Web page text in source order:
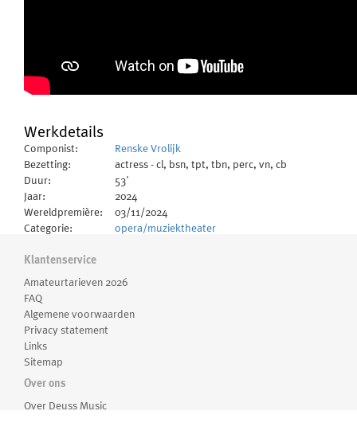
Werkdetails
Componist:
Renske Vrolijk
Bezetting:
actress - cl, bsn, tpt, tbn, perc, vn, cb
Duur:
53'
Jaar:
2024
Wereldpremière: 03/11/2024
Categorie:
opera/muziektheater
Tekstdichters:
Informatie
Geschreven in opdracht van het Koninklijk
Concertgebouworkest met financiële steun van NFPK.
In première gebracht op 3 november 2024 door musici van
het Koninklijk Concertgebouworkest en actrice Hannah Boer
in Het Concertgebouw, in regie van Caecilia Thunnissen.
Klantenservice
Amateurtarieven 2026
FAQ
Algemene voorwaarden
Privacy statement
Links
Sitemap
Over ons
Over Deuss Music